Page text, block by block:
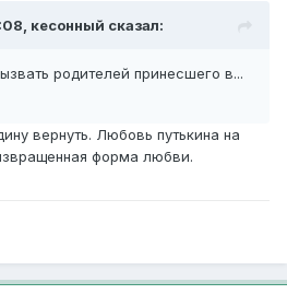
кесонный сказал:
родителей принесшего в...
вернуть. Любовь путькина на
форма любви.